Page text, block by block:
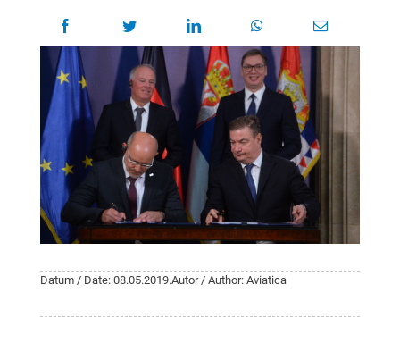
Search
for:
Datum / Date: 08.05.2019.Autor / Author: Aviatica